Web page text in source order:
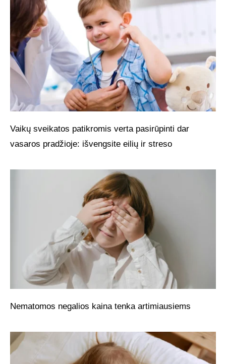
Vaikų sveikatos patikromis verta pasirūpinti dar
vasaros pradžioje: išvengsite eilių ir streso
Nematomos negalios kaina tenka artimiausiems